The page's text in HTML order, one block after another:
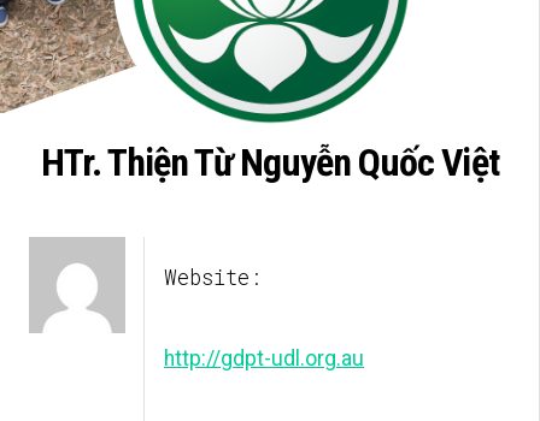
HTr. Thiện Từ Nguyễn Quốc Việt
Website:
http://gdpt-udl.org.au